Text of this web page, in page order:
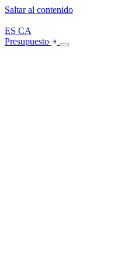
Saltar al contenido
ES CA
Presupuesto